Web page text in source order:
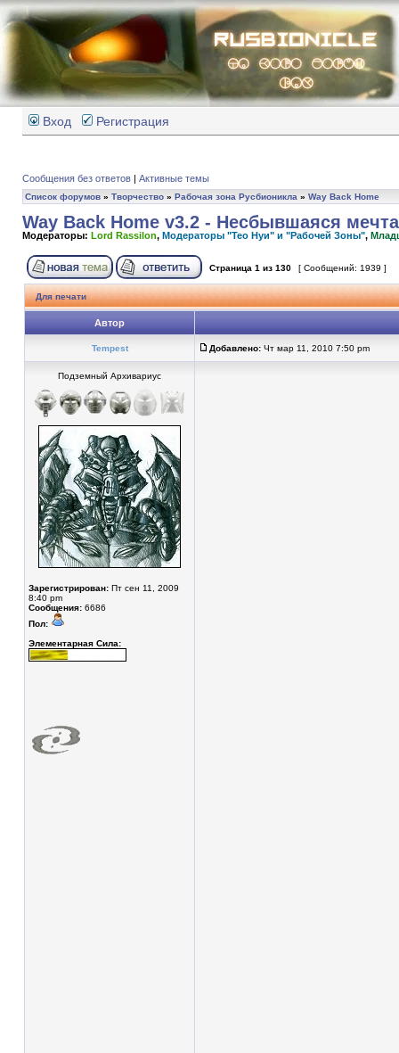
Вход Регистрация
Сообщения без ответов | Активные темы
Список форумов » Творчество » Рабочая зона Русбионикла » Way Back Home
Way Back Home v3.2 - Несбывшаяся мечта
Модераторы: Lord Rassilon, Модераторы "Тео Нуи" и "Рабочей Зоны",
Страница 1 из 130 [ Сообщений: 1939 ]
Для печати
Автор
Tempest Добавлено: Чт мар 11, 2010 7:50 pm
Подземный Архивариус
Зарегистрирован: Пт сен 11, 2009
8:40 pm
Сообщения: 6686
Пол:
Элементарная Сила: